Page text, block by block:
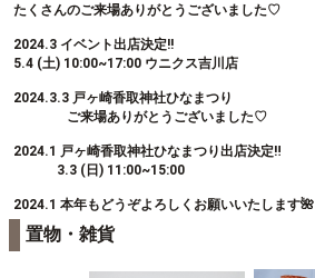
たくさんのご来場ありがとうございました♡
2024.3 イベント出店決定!!
5.4 (土) 10:00~17:00 ウニクス吉川店
2024.3.3 戸ヶ崎香取神社ひなまつり
ご来場ありがとうございました♡
2024.1 戸ヶ崎香取神社ひなまつり出店決定‼️
3.3 (日) 11:00~15:00
2024.1 本年もどうぞよろしくお願いいたします🌺
置物・雑貨